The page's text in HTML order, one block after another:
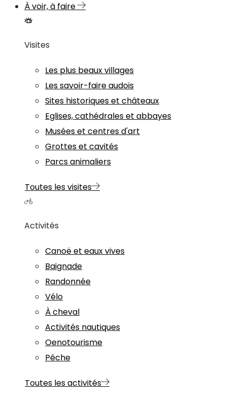
À voir, à faire
Visites
Les plus beaux villages
Les savoir-faire audois
Sites historiques et châteaux
Eglises, cathédrales et abbayes
Musées et centres d'art
Grottes et cavités
Parcs animaliers
Toutes les visites
Activités
Canoë et eaux vives
Baignade
Randonnée
Vélo
À cheval
Activités nautiques
Oenotourisme
Pêche
Toutes les activités